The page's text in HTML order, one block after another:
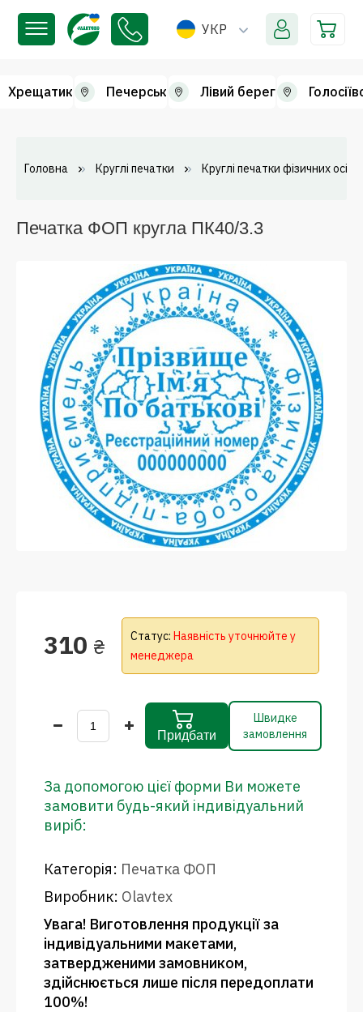
УКР
Хрещатик Печерськ Лівий берег
Головна Круглі печатки Круглі печатки фізичних осіб
Печатка ФОП кругла ПК40/3.3
310 ₴ Статус: Наявність уточнюйте у
менеджера
Придбати
Швидке
замовлення
За допомогою цієї форми Ви можете
замовити будь-який індивідуальний
виріб:
Категорія: Печатка ФОП
Виробник: Olavtex
Увага! Виготовлення продукції за
індивідуальними макетами,
затвердженими замовником,
здійснюється лише після передоплати
100%!